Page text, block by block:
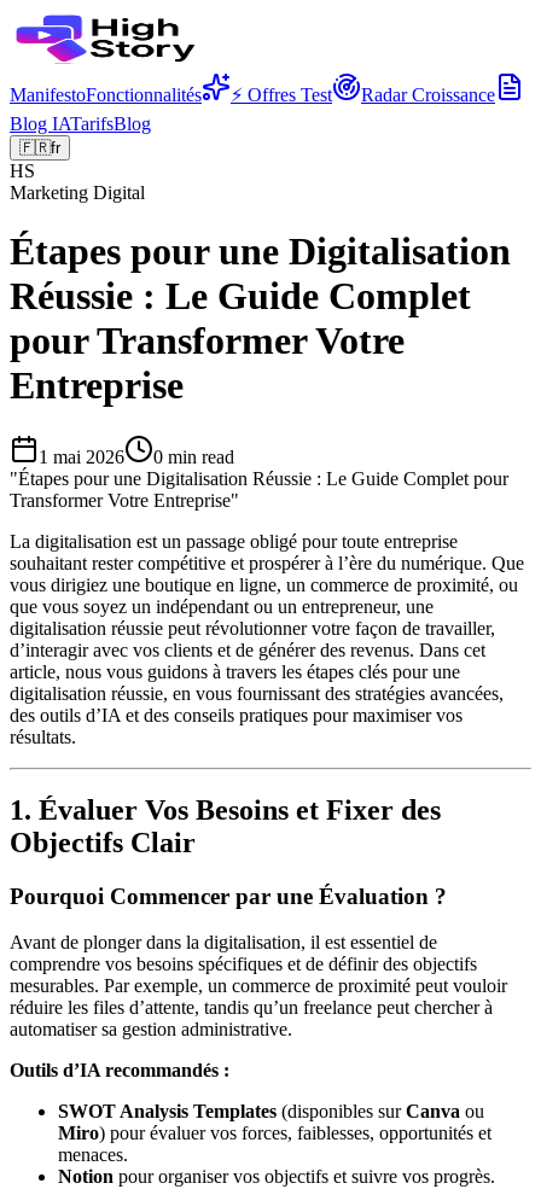
ManifestoFonctionnalités ⚡ Offres Test
Radar Croissance
Blog IATarifsBlog
🇫🇷fr
HS
Marketing Digital
Étapes pour une Digitalisation
Réussie : Le Guide Complet
pour Transformer Votre
Entreprise
1 mai 2026 0 min read
"Étapes pour une Digitalisation Réussie : Le Guide Complet pour
Transformer Votre Entreprise"
La digitalisation est un passage obligé pour toute entreprise
souhaitant rester compétitive et prospérer à l’ère du numérique. Que
vous dirigiez une boutique en ligne, un commerce de proximité, ou
que vous soyez un indépendant ou un entrepreneur, une
digitalisation réussie peut révolutionner votre façon de travailler,
d’interagir avec vos clients et de générer des revenus. Dans cet
article, nous vous guidons à travers les étapes clés pour une
digitalisation réussie, en vous fournissant des stratégies avancées,
des outils d’IA et des conseils pratiques pour maximiser vos
résultats.
1. Évaluer Vos Besoins et Fixer des
Objectifs Clair
Pourquoi Commencer par une Évaluation ?
Avant de plonger dans la digitalisation, il est essentiel de
comprendre vos besoins spécifiques et de définir des objectifs
mesurables. Par exemple, un commerce de proximité peut vouloir
réduire les files d’attente, tandis qu’un freelance peut chercher à
automatiser sa gestion administrative.
Outils d’IA recommandés :
SWOT Analysis Templates (disponibles surCanva ou
Miro) pour évaluer vos forces, faiblesses, opportunités et
menaces.
Notion pour organiser vos objectifs et suivre vos progrès.